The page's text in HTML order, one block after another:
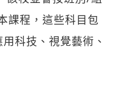
課程，這些科目包
科技、視覺藝術、